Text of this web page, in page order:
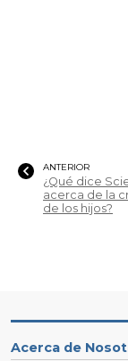
ANTERIOR
¿Qué dice
acerca de la
de los hijos?
Acerca de